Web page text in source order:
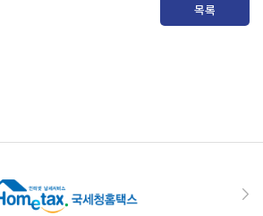
목록